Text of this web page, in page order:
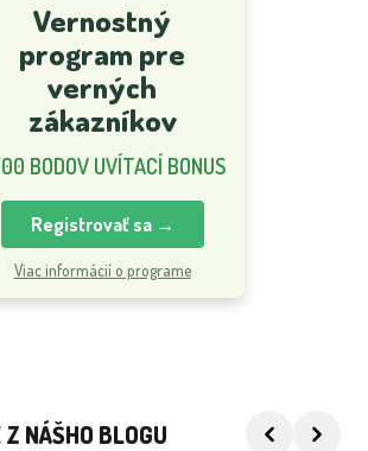
Vernostný
program pre
verných
zákazníkov
BODOV UVÍTACÍ BONUS
Registrovať sa →
Viac informácií o programe
NÁŠHO BLOGU